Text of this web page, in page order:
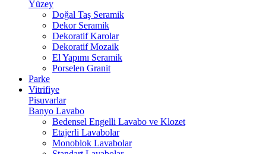
Yüzey
Doğal Taş Seramik
Dekor Seramik
Dekoratif Karolar
Dekoratif Mozaik
El Yapımı Seramik
Porselen Granit
Parke
Vitrifiye
Pisuvarlar
Banyo Lavabo
Bedensel Engelli Lavabo ve Klozet
Etajerli Lavabolar
Monoblok Lavabolar